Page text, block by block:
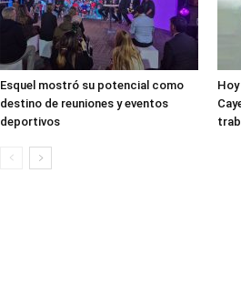
Esquel mostró su potencial como
destino de reuniones y eventos
deportivos